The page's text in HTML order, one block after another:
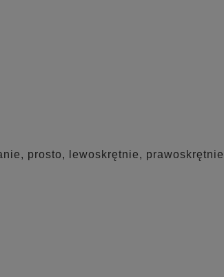
prosto, lewoskrętnie, prawoskrętnie